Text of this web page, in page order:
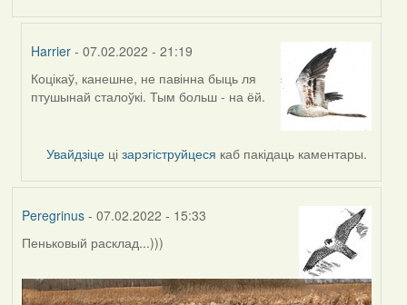
Harrier - 07.02.2022 - 21:19
In
reply
Lighty
Коцікаў, канешне, не павінна быць ля
птушынай сталоўкі. Тым больш - на ёй.
Увайдзіце цізарэгіструйцеся каб пакідаць каментары.
Peregrinus- 07.02.2022 - 15:33
Пеньковый расклад...)))